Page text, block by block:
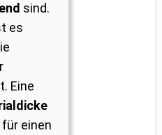
sind.
es
Eine
einen